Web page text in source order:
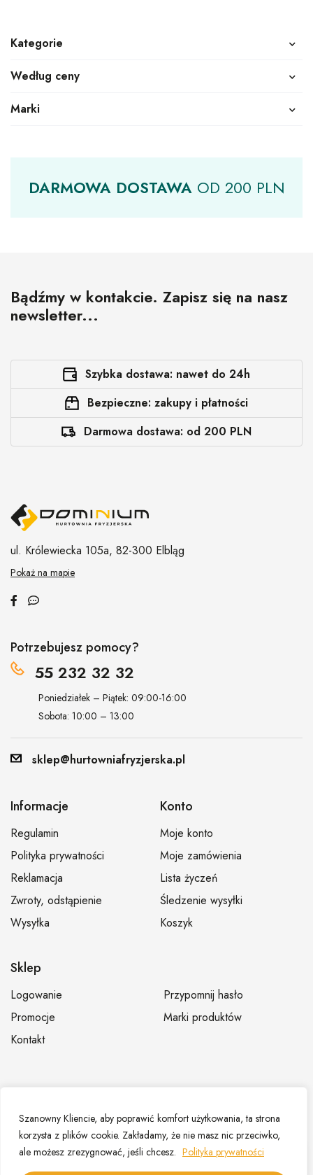
Szanowny Kliencie, aby poprawić komfort użytkowania, ta strona
korzysta z plików cookie. Zakładamy, że nie masz nic przeciwko,
ale możesz zrezygnować, jeśli chcesz. Polityka prywatności
Kategorie
Według ceny
Marki
DARMOWA DOSTAWA OD 200 PLN
Bądźmy w kontakcie. Zapisz się na nasz
newsletter...
Szybka dostawa: nawet do 24h
Bezpieczne: zakupy i płatności
Darmowa dostawa: od 200 PLN
ul. Królewiecka 105a, 82-300 Elbląg
Pokaż na mapie
Potrzebujesz pomocy?
55 232 32 32
Poniedziałek – Piątek: 09:00-16:00
Sobota: 10:00 – 13:00
sklep@hurtowniafryzjerska.pl
Informacje
Regulamin
Polityka prywatności
Reklamacja
Zwroty, odstąpienie
Wysyłka
Konto
Moje konto
Moje zamówienia
Lista życzeń
Śledzenie wysyłki
Koszyk
Sklep
Logowanie
Przypomnij hasło
Promocje
Marki produktów
Kontakt
© Hurtownia fryzjerska Dominium – Sklep fryzjerski,
zaopatrzenie fryzjerów |
Mapa strony
PL